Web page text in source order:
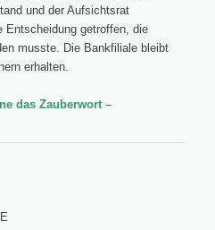
und der Aufsichtsrat
Entscheidung getroffen, die
musste. Die Bankfiliale bleibt
erhalten.
das Zauberwort –